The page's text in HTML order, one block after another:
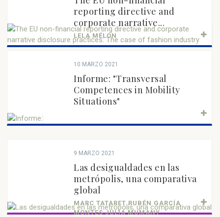
reporting directive and
corporate narrative...
LELA MÉLON
10 MARZO 2021
Informe: "Transversal
Competences in Mobility
Situations"
9 MARZO 2021
Las desigualdades en las
metrópolis, una comparativa
global
MARC TATARET RUBÉN GARCÍA
MONTES JÚLIA MUMANY